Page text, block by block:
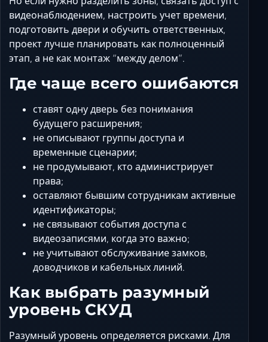
видеонаблюдением, настроить учет времени,
подготовить двери и обучить ответственных,
проект лучше планировать как полноценный
этап, а не как монтаж “между делом”.
Где чаще всего ошибаются
ставят одну дверь без понимания
будущего расширения;
не описывают группы доступа и
временные сценарии;
не продумывают, кто администрирует
права;
оставляют бывшим сотрудникам активные
идентификаторы;
не связывают события доступа с
видеозаписями, когда это важно;
не учитывают обслуживание замков,
доводчиков и кабельных линий.
Как выбрать разумный
уровень СКУД
Разумный уровень определяется рисками. Для